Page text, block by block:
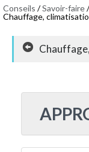
Conseils /Savoir-faire
Chauffage,